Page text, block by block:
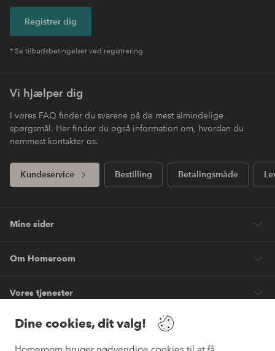
Dine cookies, dit valg!
Registrer dig
* Se tilbudsbetingelser ved registrering
Vi hjælper dig
I vores FAQ finder du svarene på de mest almindelige
spørgsmål. Her finder du også information om, hvordan du
nemmest kontakter os.
Kundeservice Bestilling Betalingsmåde
Mine sider
Om Homeroom
Vores tjenester
Vilkår